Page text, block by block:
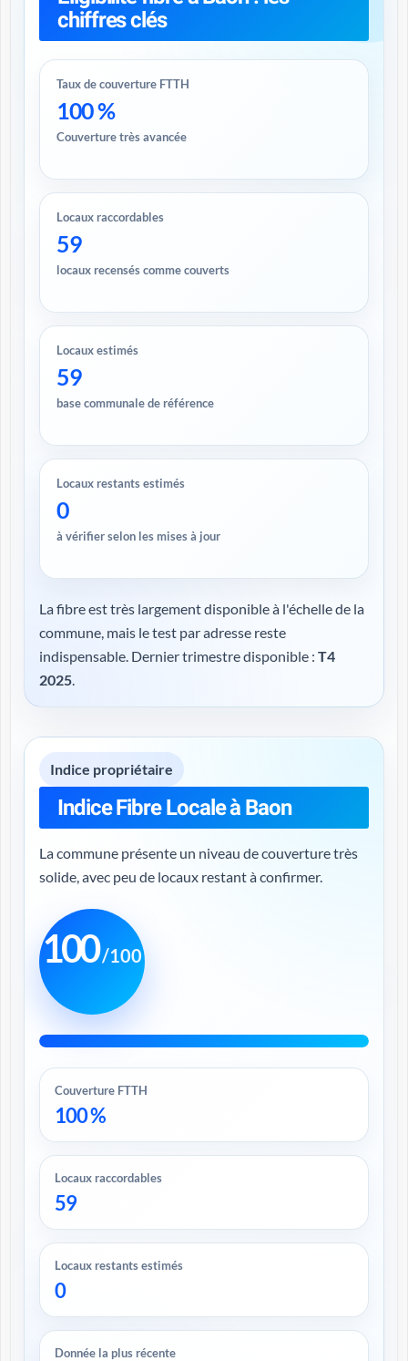
chiffres clés
Taux de couverture FTTH
100 %
Couverture très avancée
Locaux raccordables
59
locaux recensés comme couverts
Locaux estimés
59
base communale de référence
Locaux restants estimés
0
à vérifier selon les mises à jour
La fibre est très largement disponible à l'échelle de la
commune, mais le test par adresse reste
indispensable. Dernier trimestre disponible : T4
2025.
Indice propriétaire
Indice Fibre Locale à Baon
La commune présente un niveau de couverture très
solide, avec peu de locaux restant à confirmer.
100/100
Couverture FTTH
100 %
Locaux raccordables
59
Locaux restants estimés
0
Donnée la plus récente